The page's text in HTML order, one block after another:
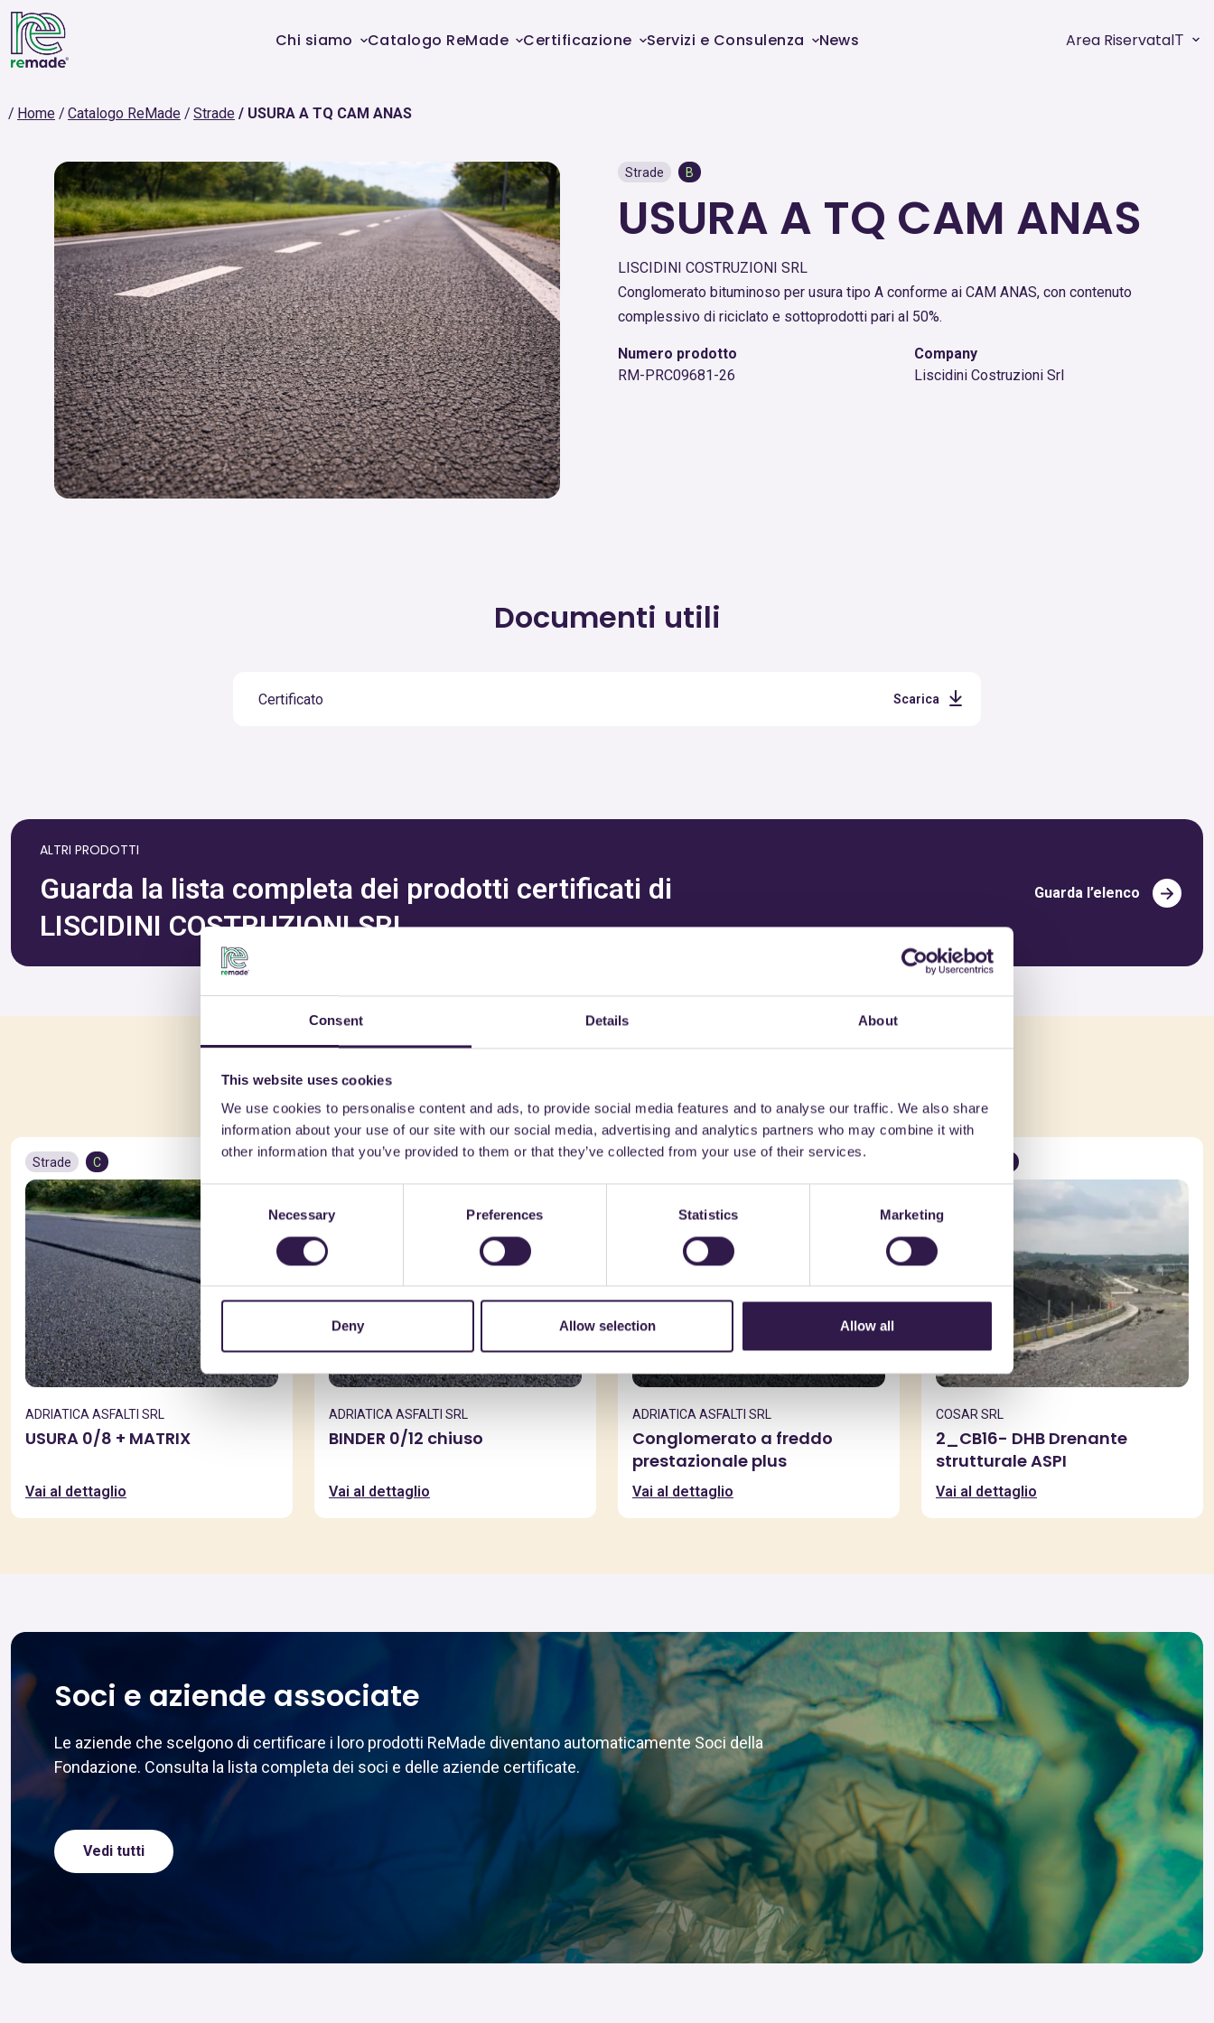
Consent Details About
This website uses cookies
We use cookies to personalise content and ads, to provide social media features and to analyse our traffic. We also share
information about your use of our site with our social media, advertising and analytics partners who may combine it with
other information that you’ve provided to them or that they’ve collected from your use of their services.
Consent
Necessary Preferences Statistics Marketing
Deny Allow selection Allow all
Chi siamo Catalogo ReMade Certificazione Servizi e Consulenza News Area RiservataIT
Home Catalogo ReMade Strade USURA A TQ CAM ANAS
Strade B
USURA A TQ CAM ANAS
LISCIDINI COSTRUZIONI SRL
Conglomerato bituminoso per usura tipo A conforme ai CAM ANAS, con contenuto
complessivo di riciclato e sottoprodotti pari al 50%.
Numero prodotto
RM-PRC09681-26
Company
Liscidini Costruzioni Srl
Documenti utili
Certificato Scarica
ALTRI PRODOTTI
Guarda la lista completa dei prodotti certificati di
LISCIDINI COSTRUZIONI SRL
Guarda l’elenco
Potrebbe interessarti anche
Strade C
ADRIATICA ASFALTI SRL
USURA 0/8 + MATRIX
Vai al dettaglio
Strade
ADRIATICA ASFALTI SRL
BINDER 0/12 chiuso
Vai al dettaglio
A+
ADRIATICA ASFALTI SRL
Conglomerato a freddo
prestazionale plus
Vai al dettaglio
COSAR SRL
2_CB16- DHB Drenante
strutturale ASPI
Vai al dettaglio
Soci e aziende associate
Le aziende che scelgono di certificare i loro prodotti ReMade diventano automaticamente Soci della
Fondazione. Consulta la lista completa dei soci e delle aziende certificate.
Vedi tutti